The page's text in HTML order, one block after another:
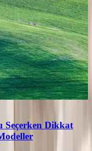
Seçerken Dikkat